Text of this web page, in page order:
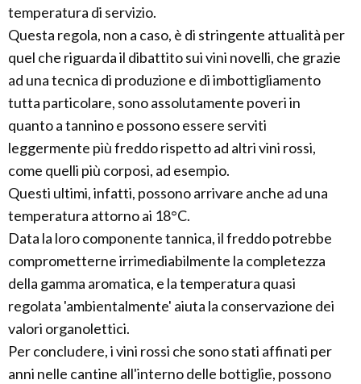
temperatura di servizio.
Questa regola, non a caso, è di stringente attualità per
quel che riguarda il dibattito sui vini novelli, che grazie
ad una tecnica di produzione e di imbottigliamento
tutta particolare, sono assolutamente poveri in
quanto a tannino e possono essere serviti
leggermente più freddo rispetto ad altri vini rossi,
come quelli più corposi, ad esempio.
Questi ultimi, infatti, possono arrivare anche ad una
temperatura attorno ai 18°C.
Data la loro componente tannica, il freddo potrebbe
comprometterne irrimediabilmente la completezza
della gamma aromatica, e la temperatura quasi
regolata 'ambientalmente' aiuta la conservazione dei
valori organolettici.
Per concludere, i vini rossi che sono stati affinati per
anni nelle cantine all'interno delle bottiglie, possono